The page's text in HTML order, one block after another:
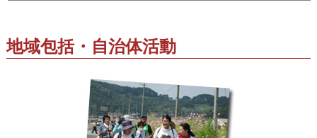
地域包括・自治体活動